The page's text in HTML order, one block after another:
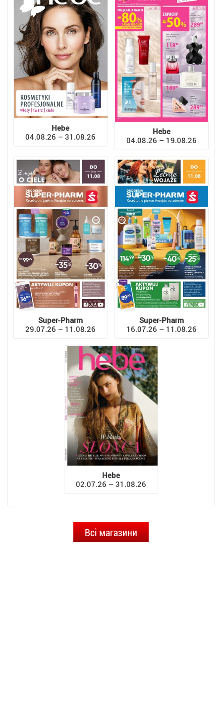
Hebe
04.08.26 – 31.08.26
Hebe
04.08.26 – 19.08.26
Super-Pharm
29.07.26 – 11.08.26
Super-Pharm
16.07.26 – 11.08.26
Hebe
02.07.26 – 31.08.26
Всі магазини